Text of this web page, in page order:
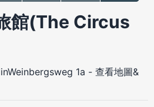
館(The Circus
1a - 查看地圖&